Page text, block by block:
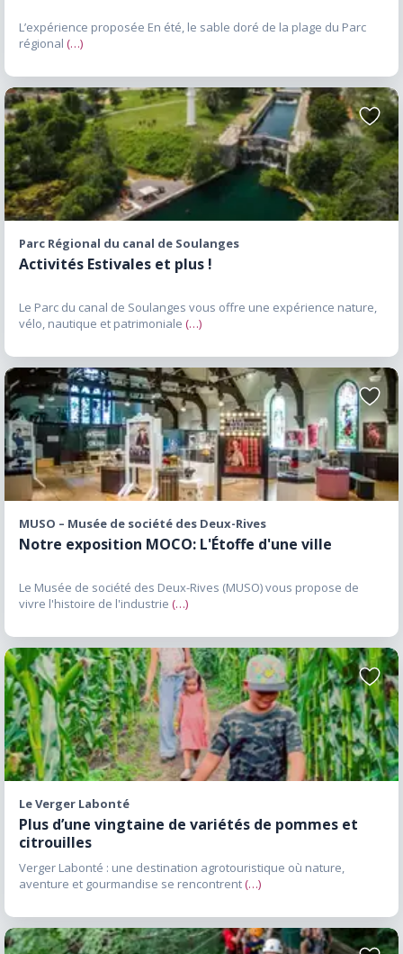
découvrir les produits locaux et les récoltes.
La Montérégie-Ouest en hiver L’hiver
transforme la région en terrain de jeu pour les
amateurs d’activités de plein air. Les visiteurs
peuvent pratiquer : Ski Raquette Patin Fat
bike Randonnée hivernale Plusieurs
événements saisonniers contribuent
également à animer les municipalités. La
Montérégie-Ouest au printemps Avec le
retour des températures douces, les
érablières, les pistes cyclables et les espaces
printemps est souvent considéré comme une
période idéale pour profiter de la région avant
l’arrivée de l’achalandage estival. Une porte
d’entrée entre le Québec et l’Ontario La
Montérégie-Ouest occupe une position
stratégique unique. Située à proximité de
Montréal, d’Ottawa et de l’Ontario, elle
constitue un important carrefour touristique.
Cette localisation favorise les escapades de
courte durée tout en permettant d’explorer
facilement plusieurs régions voisines.
attention La Montérégie-Ouest est souvent
l’une des régions les plus sous-estimées du
Québec. Pourtant, elle rassemble plusieurs
éléments recherchés par les voyageurs : l’eau,
la nature, les activités familiales, le patrimoine,
la gastronomie et l’accessibilité. Sa proximité
avec les grands centres urbains, son ambiance
accueillante et la diversité de ses expériences
en font une destination idéale pour ceux qui
souhaitent découvrir un autre visage du
Québec. Prêt à découvrir la Montérégie-
Ouest ? Entre les rives du lac Saint-François,
les sentiers du mont Rigaud, les pistes du Parc
régional de Beauharnois-Salaberry, les plaisirs
nautiques de Valleyfield et les saveurs du
terroir local, la Montérégie-Ouest offre une
L’expérience proposée En été, le sable doré de la plage du Parc
régional (…)
aux
favoris
Parc Régional du canal de Soulanges
Activités Estivales et plus !
Le Parc du canal de Soulanges vous offre une expérience nature,
vélo, nautique et patrimoniale (…)
aux
favoris
MUSO – Musée de société des Deux-Rives
Notre exposition MOCO: L'Étoffe d'une ville
Le Musée de société des Deux-Rives (MUSO) vous propose de
vivre l'histoire de l'industrie (…)
aux
favoris
Le Verger Labonté
Plus d’une vingtaine de variétés de pommes et
citrouilles
Verger Labonté : une destination agrotouristique où nature,
aventure et gourmandise se rencontrent(…)